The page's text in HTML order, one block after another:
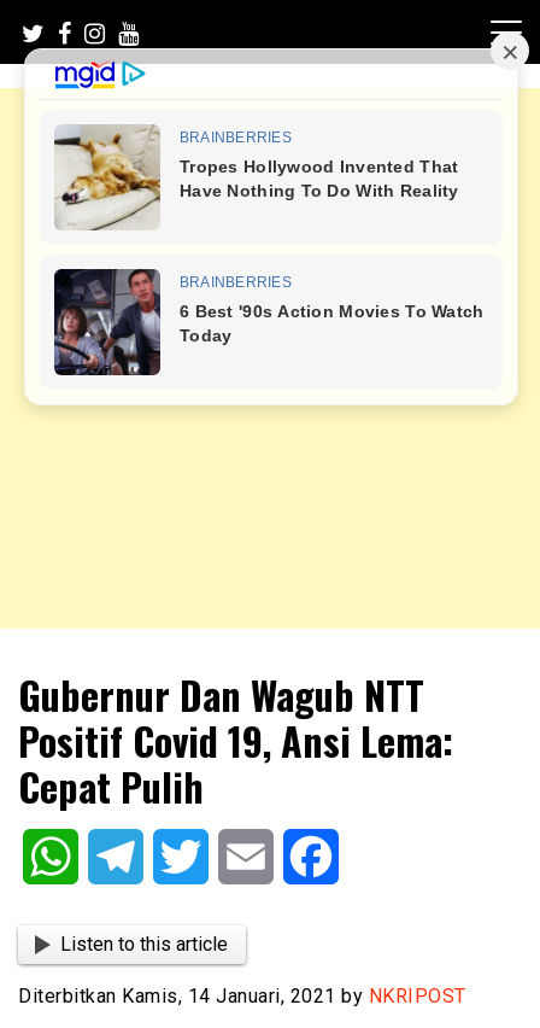
content
NKRIPOST
Gubernur Dan Wagub NTT
Positif Covid 19, Ansi Lema:
Cepat Pulih
WhatsAppTelegram Twitter Email
Listen to this article
Diterbitkan Kamis, 14 Januari, 2021 by NKRIPOST